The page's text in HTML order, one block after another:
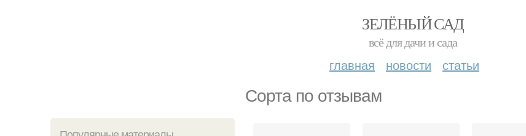
ЗЕЛЁНЫЙ САД
всё для дачи и сада
главная новости статьи
Сорта по отзывам